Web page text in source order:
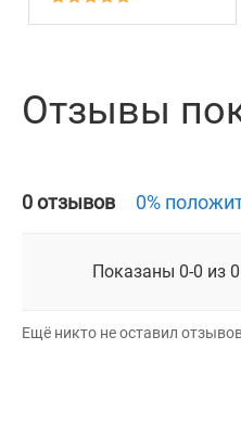
Отзывы
0 отзывов 0%
Показаны 0-0 из 0
Ещё никто не оставил